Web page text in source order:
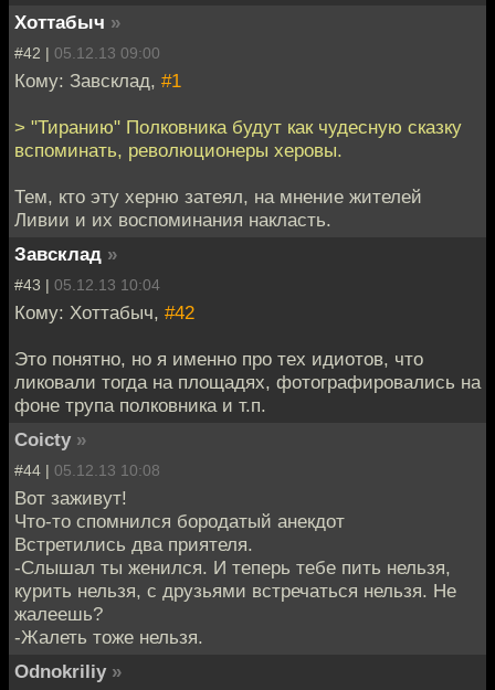
Хоттабыч »
#42 | 05.12.13 09:00
Кому: Завсклад, #1
> "Тиранию" Полковника будут как чудесную сказку
вспоминать, революционеры херовы.
Тем, кто эту херню затеял, на мнение жителей
Ливии и их воспоминания накласть.
Завсклад »
#43 | 05.12.13 10:04
Кому: Хоттабыч, #42
Это понятно, но я именно про тех идиотов, что
ликовали тогда на площадях, фотографировались на
фоне трупа полковника и т.п.
Coicty »
#44 | 05.12.13 10:08
Вот заживут!
Что-то спомнился бородатый анекдот
Встретились два приятеля.
-Слышал ты женился. И теперь тебе пить нельзя,
курить нельзя, с друзьями встречаться нельзя. Не
жалеешь?
-Жалеть тоже нельзя.
Odnokriliy »